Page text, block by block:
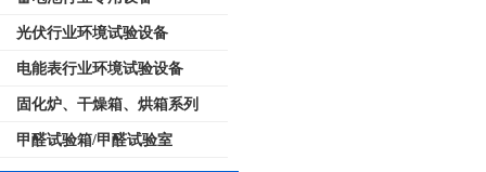
光伏行业环境试验设备
电能表行业环境试验设备
固化炉、干燥箱、烘箱系列
甲醛试验箱/甲醛试验室